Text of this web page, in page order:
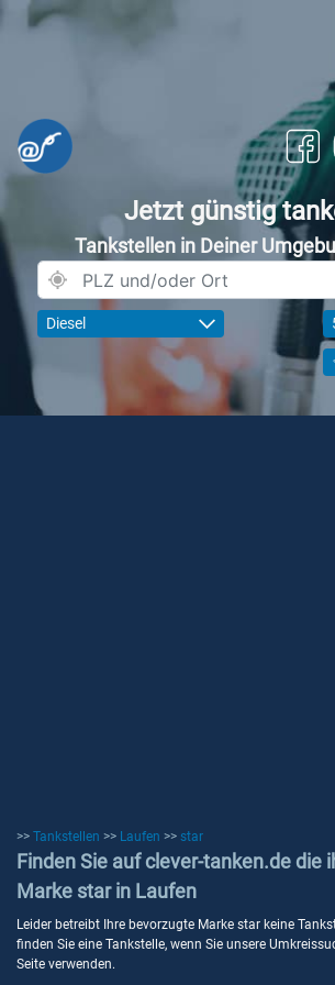
Jetzt günstig
Tankstellen in Deiner
Diesel
>> Tankstellen >> Laufen >> star
Finden Sie auf clever-tanken.de die
Marke star in Laufen
Leider betreibt Ihre bevorzugte Marke star keine
finden Sie eine Tankstelle, wenn Sie unsere
Seite verwenden.